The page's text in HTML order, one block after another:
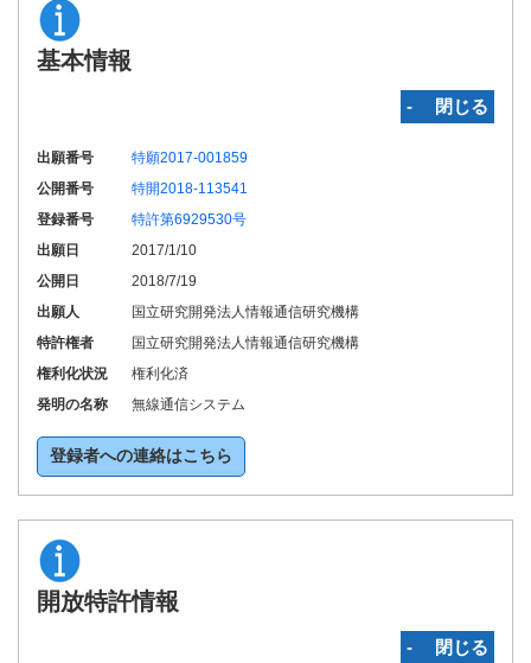
基本情報
‐ 閉じる
出願番号
特願2017-001859
公開番号
特開2018-113541
登録番号
特許第6929530号
出願日
2017/1/10
公開日
2018/7/19
出願人
国立研究開発法人情報通信研究機構
特許権者
国立研究開発法人情報通信研究機構
権利化状況
権利化済
発明の名称
無線通信システム
登録者への連絡はこちら
開放特許情報
‐ 閉じる